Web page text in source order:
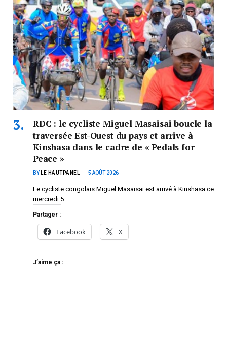
RDC : le cycliste Miguel Masaisai boucle la
traversée Est-Ouest du pays et arrive à
Kinshasa dans le cadre de « Pedals for
Peace »
BY LE HAUTPANEL 5 AOÛT 2026
Le cycliste congolais Miguel Masaisai est arrivé à Kinshasa ce
mercredi 5…
Partager :
Facebook X
J’aime ça :